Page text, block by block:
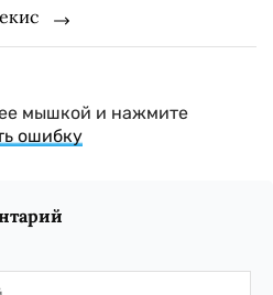
мышкой и нажмите
ошибку